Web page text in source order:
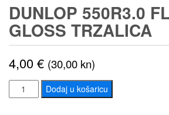
DUNLOP 550R3.0
GLOSS TRZALICA
4,00€ (30,00 kn)
DUNLOP
550R3.0
Dodaj u košaricu